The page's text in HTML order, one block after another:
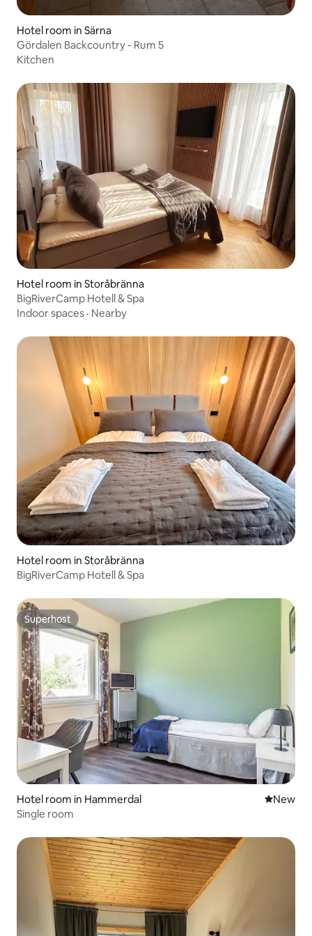
Hotel room in Särna
Gördalen Backcountry - Rum 5
Kitchen
Hotel room in Storåbränna
BigRiverCamp Hotell & Spa
Indoor spaces · Nearby
Hotel room in Storåbränna
BigRiverCamp Hotell & Spa
Superhost
Superhost
Hotel room in Hammerdal New
New
Single room